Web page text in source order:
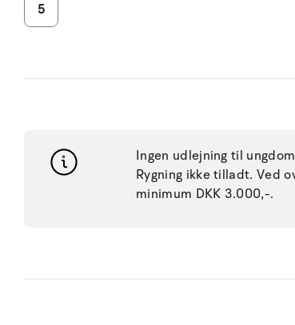
5
Ingen udlejning til
Rygning ikke tilladt. Ved
minimum DKK 3.000,-.